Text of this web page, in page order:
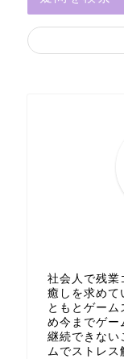
社会人で残業
癒しを求めて
ともとゲーム
め今までゲー
継続できない
ムでストレス